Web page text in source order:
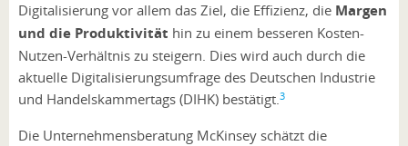
Digitalisierung vor allem das Ziel, die Effizienz, die Margen
und die Produktivität hin zu einem besseren Kosten-
Nutzen-Verhältnis zu steigern. Dies wird auch durch die
aktuelle Digitalisierungsumfrage des Deutschen Industrie
und Handelskammertags (DIHK) bestätigt.3
Die Unternehmensberatung McKinsey schätzt die